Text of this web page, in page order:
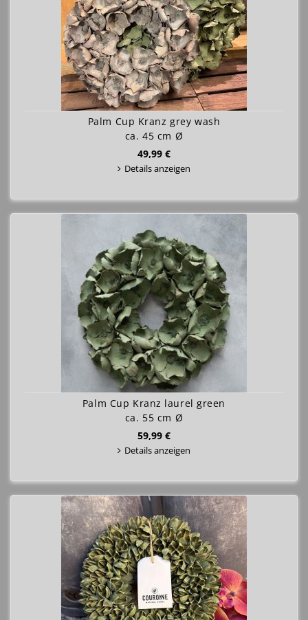
Palm Cup Kranz grey wash
ca. 45 cm Ø
49,99 €
Details anzeigen
Palm Cup Kranz laurel green
ca. 55 cm Ø
59,99 €
Details anzeigen